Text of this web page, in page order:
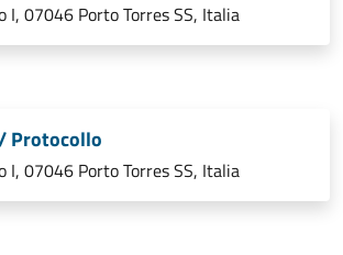
I, 07046 Porto Torres SS, Italia
Protocollo
I, 07046 Porto Torres SS, Italia